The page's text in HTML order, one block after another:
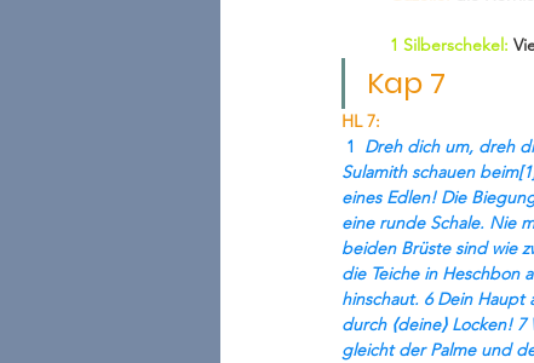
1 Silberschekel:
Kap 7
HL 7:
1 Dreh dich um, dreh
Sulamith schauen
eines Edlen! Die
eine runde Schale. Nie
beiden Brüste sind wie
die Teiche in Heschbon
hinschaut. 6 Dein
durch ⟨deine⟩ Locken!
gleicht der Palme und